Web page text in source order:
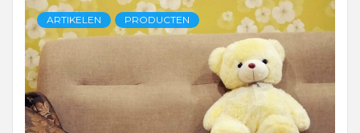
ARTIKELEN PRODUCTEN